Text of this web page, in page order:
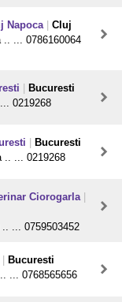
Napoca
Cluj
.. ... 0786160064
Bucuresti
0219268
Bucuresti
.. ... 0219268
Ciorogarla
... 0759503452
Bucuresti
... 0768565656